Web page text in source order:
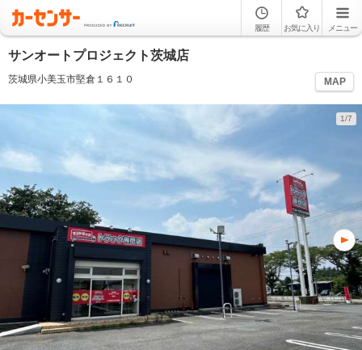
履歴 お気に入り メニュー
サンオートプロジェクト茨城店
茨城県小美玉市堅倉１６１０ MAP
1/7